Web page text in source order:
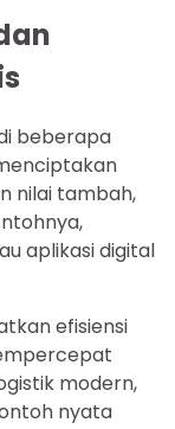
beberapa
nilai tambah,
aplikasi digital
efisiensi
modern,
nyata